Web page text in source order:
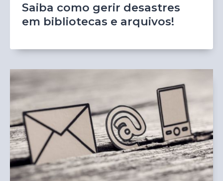
Saiba como gerir desastres
em bibliotecas e arquivos!